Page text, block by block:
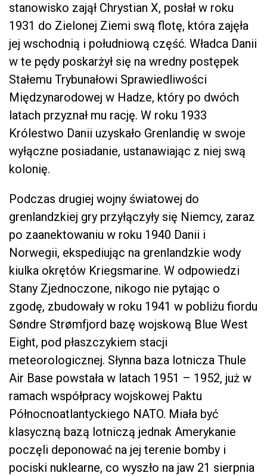
stanowisko zajął Chrystian X, posłał w roku
1931 do Zielonej Ziemi swą flotę, która zajęła
jej wschodnią i południową część. Władca Danii
w te pędy poskarżył się na wredny postępek
Stałemu Trybunałowi Sprawiedliwości
Międzynarodowej w Hadze, który po dwóch
latach przyznał mu rację. W roku 1933
Królestwo Danii uzyskało Grenlandię w swoje
wyłączne posiadanie, ustanawiając z niej swą
kolonię.
Podczas drugiej wojny światowej do
grenlandzkiej gry przyłączyły się Niemcy, zaraz
po zaanektowaniu w roku 1940 Danii i
Norwegii, ekspediując na grenlandzkie wody
kiulka okrętów Kriegsmarine. W odpowiedzi
Stany Zjednoczone, nikogo nie pytając o
zgodę, zbudowały w roku 1941 w pobliżu fiordu
Søndre Strømfjord bazę wojskową Blue West
Eight, pod płaszczykiem stacji
meteorologicznej. Słynna baza lotnicza Thule
Air Base powstała w latach 1951 – 1952, już w
ramach współpracy wojskowej Paktu
Północnoatlantyckiego NATO. Miała być
klasyczną bazą lotniczą jednak Amerykanie
poczęli deponować na jej terenie bomby i
pociski nuklearne, co wyszło na jaw 21 sierpnia